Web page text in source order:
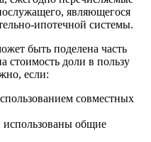
являющегося
ипотечной системы.
быть поделена часть
стоимость доли в пользу
если:
совместных
общие